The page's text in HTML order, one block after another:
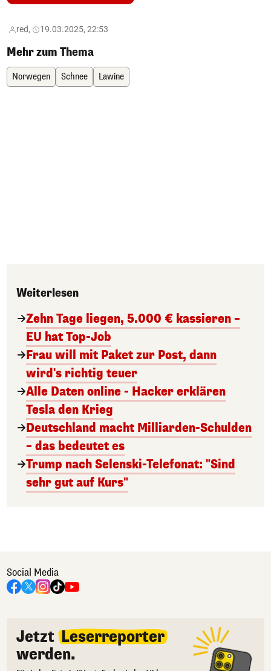
red, 19.03.2025, 22:53
Mehr zum Thema
Norwegen Schnee Lawine
Weiterlesen
Zehn Tage liegen, 5.000 € kassieren –
EU hat Top-Job
Frau will mit Paket zur Post, dann
wird's richtig teuer
Alle Daten online - Hacker erklären
Tesla den Krieg
Deutschland macht Milliarden-Schulden
– das bedeutet es
Trump nach Selenski-Telefonat: "Sind
sehr gut auf Kurs"
Social Media
Jetzt Leserreporter
werden.